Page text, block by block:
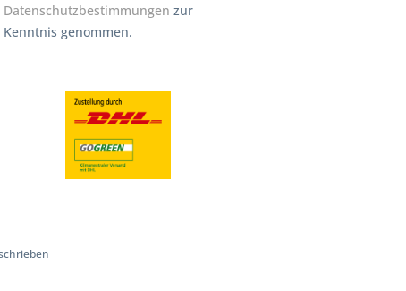
Datenschutzbestimmungen zur
Kenntnis genommen.